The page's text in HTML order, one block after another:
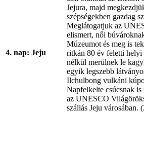
4. nap: Jeju
Jejura, majd
szépségekben gazdag
Meglátogatjuk az
elismert, női
Múzeumot és meg is
ritkán 80 év feletti
nélkül merülnek le
egyik legszebb
Ilchulbong vulkáni
Napfelkelte csúcsnak
az UNESCO
szállás Jeju városában.